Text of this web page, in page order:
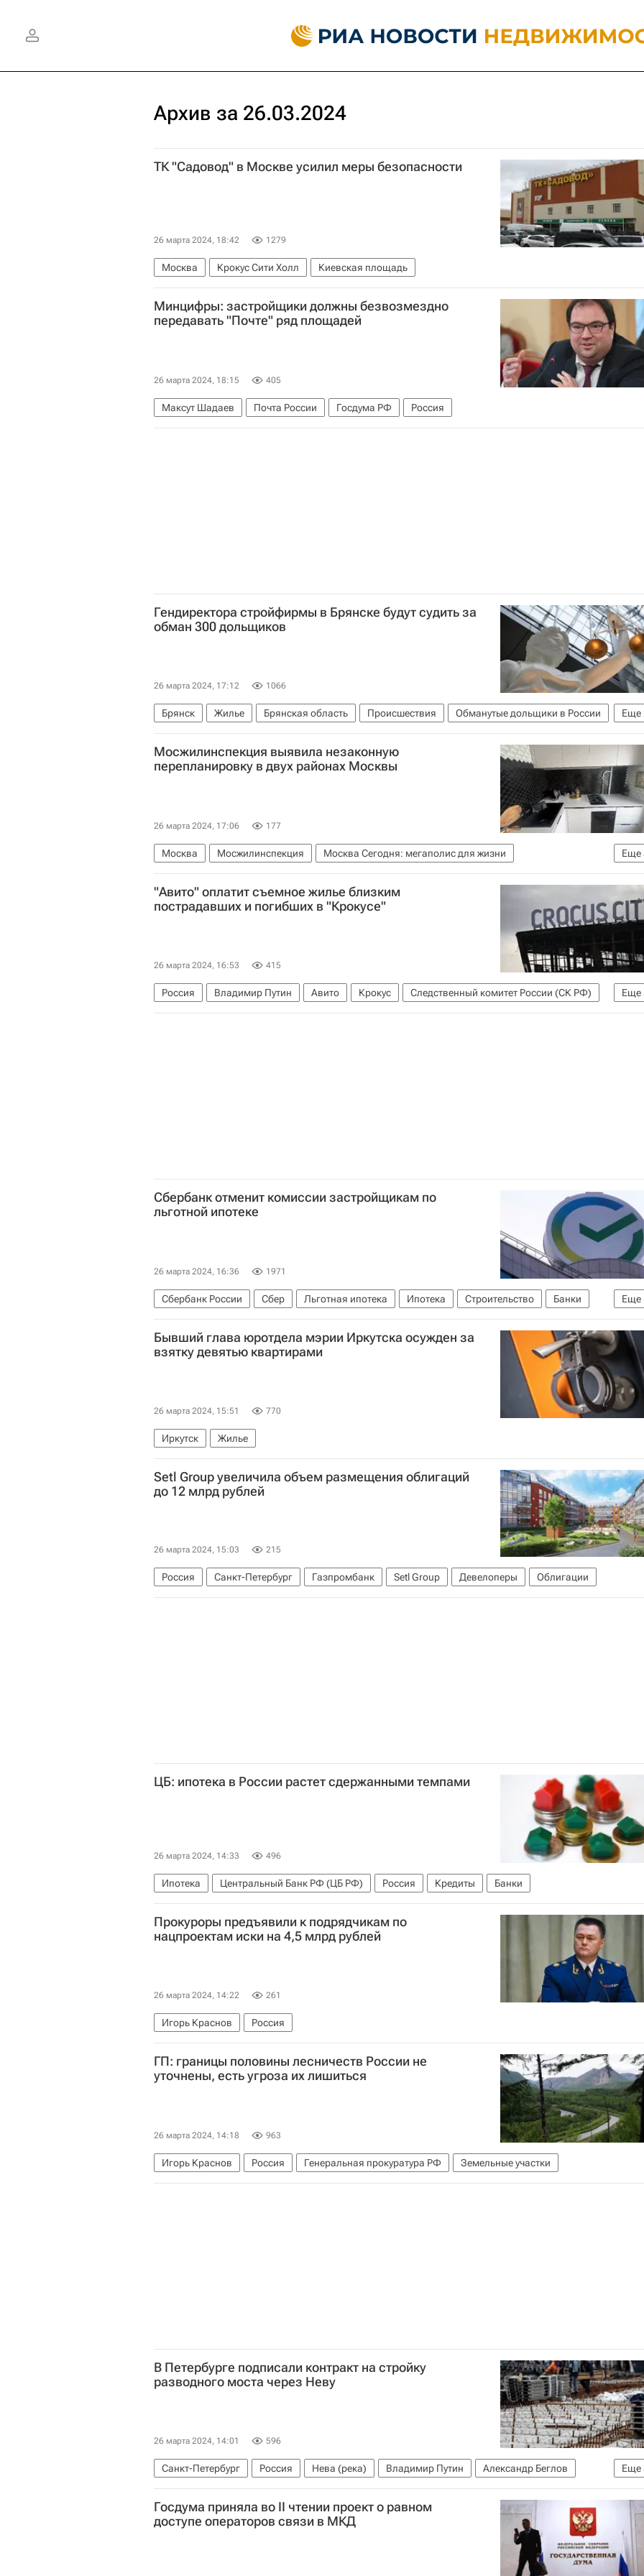
Архив за 26.03.2024
ТК "Садовод" в Москве усилил меры безопасности
26 марта 2024, 18:42 1279
Москва Крокус Сити Холл Киевская площадь
Минцифры: застройщики должны безвозмездно
передавать "Почте" ряд площадей
26 марта 2024, 18:15 405
Максут Шадаев Почта России Госдума РФ Россия
Гендиректора стройфирмы в Брянске будут судить за
обман 300 дольщиков
26 марта 2024, 17:12 1066
Еще
Брянск Жилье Брянская область Происшествия
Обманутые дольщики в России
Дольщики
Криминал
Мосжилинспекция выявила незаконную
перепланировку в двух районах Москвы
26 марта 2024, 17:06 177
Еще
Москва Мосжилинспекция
Москва Сегодня: мегаполис для жизни
Городское хозяйство Москвы
Комплекс городского хозяйства Москвы Жилье
"Авито" оплатит съемное жилье близким
пострадавших и погибших в "Крокусе"
26 марта 2024, 16:53 415
Еще
Россия Владимир Путин Авито Крокус
Следственный комитет России (СК РФ)
Маргарита Симоньян
Теракт в "Крокус Сити Холле" Жилье Аренда Украина
Сбербанк отменит комиссии застройщикам по
льготной ипотеке
26 марта 2024, 16:36 1971
Еще
Сбербанк России Сбер Льготная ипотека Ипотека Строительство
Банки
Девелоперы
Бывший глава юротдела мэрии Иркутска осужден за
взятку девятью квартирами
26 марта 2024, 15:51 770
Иркутск Жилье
Setl Group увеличила объем размещения облигаций
до 12 млрд рублей
26 марта 2024, 15:03 215
Россия Санкт-Петербург Газпромбанк Setl Group Девелоперы Облигации
ЦБ: ипотека в России растет сдержанными темпами
26 марта 2024, 14:33 496
Ипотека Центральный Банк РФ (ЦБ РФ) Россия Кредиты Банки
Прокуроры предъявили к подрядчикам по
нацпроектам иски на 4,5 млрд рублей
26 марта 2024, 14:22 261
Игорь Краснов Россия
ГП: границы половины лесничеств России не
уточнены, есть угроза их лишиться
26 марта 2024, 14:18 963
Игорь Краснов Россия Генеральная прокуратура РФ Земельные участки
В Петербурге подписали контракт на стройку
разводного моста через Неву
26 марта 2024, 14:01 596
Еще
Санкт-Петербург Россия Нева (река) Владимир Путин
Александр Беглов
Александр Невский
Госстройнадзор Мосты Строительство Инфраструктура
Госдума приняла во II чтении проект о равном
доступе операторов связи в МКД